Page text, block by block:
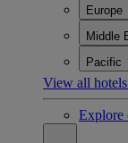
Europe
Middle
Pacific
View all
Explore